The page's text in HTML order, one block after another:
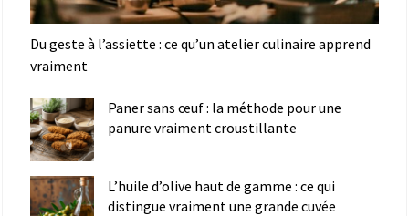
Du geste à l’assiette : ce qu’un atelier culinaire apprend
vraiment
Paner sans œuf : la méthode pour une
panure vraiment croustillante
L’huile d’olive haut de gamme : ce qui
distingue vraiment une grande cuvée